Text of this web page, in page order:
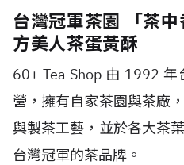
台灣冠軍茶園 「茶
方美人茶蛋黃酥
60+ Tea Shop 由 1992
營，擁有自家茶園與茶廠
與製茶工藝，並於各大茶
台灣冠軍的茶品牌。